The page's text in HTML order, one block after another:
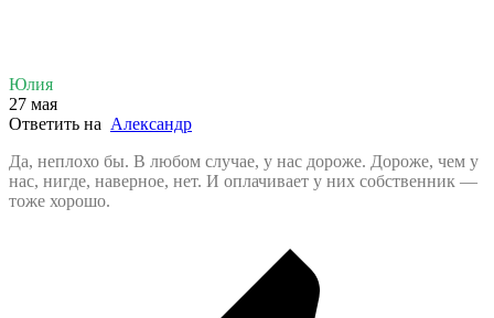
Юлия
27 мая
Ответить на Александр
Да, неплохо бы. В любом случае, у нас дороже. Дороже, чем у
нас, нигде, наверное, нет. И оплачивает у них собственник —
тоже хорошо.